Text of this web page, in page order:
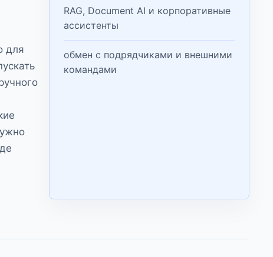
для
RAG, Document AI и корпоративные
ассистенты
обмен с подрядчиками и внешними
командами